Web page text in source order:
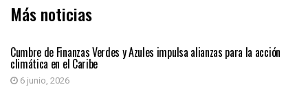
Más noticias
Cumbre de Finanzas Verdes y Azules impulsa alianzas para la acción
climática en el Caribe
6 junio, 2026
REGIÓN CARIBE